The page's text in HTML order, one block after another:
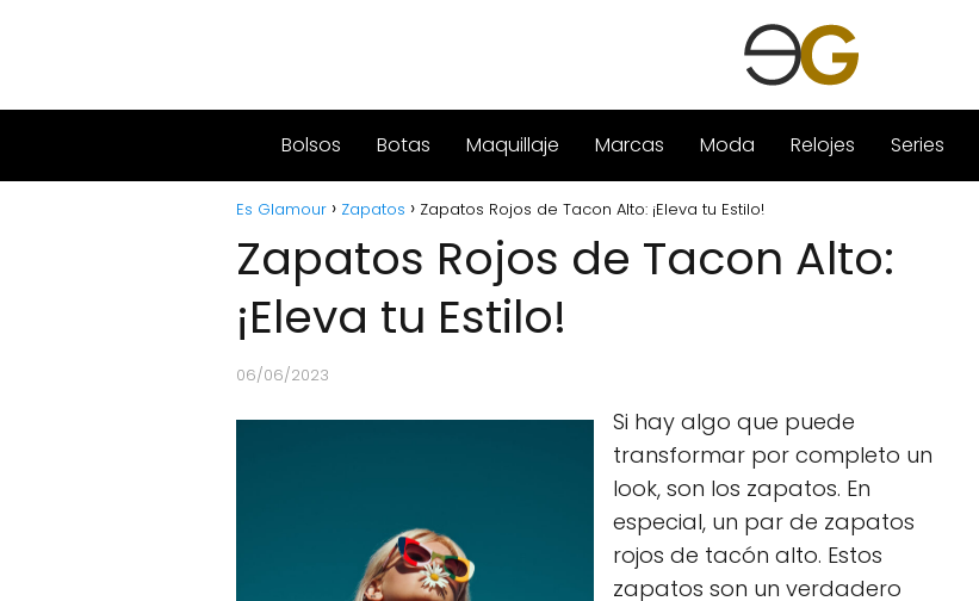
Bolsos Botas Maquillaje Marcas Moda Relojes Series
Es Glamour Zapatos Zapatos Rojos de Tacon Alto: ¡Eleva tu Estilo!
Zapatos Rojos de Tacon Alto:
¡Eleva tu Estilo!
06/06/2023
Si hay algo que puede
transformar por completo un
look, son los zapatos. En
especial, un par de zapatos
rojos de tacón alto. Estos
zapatos son un verdadero